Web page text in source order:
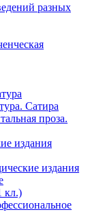
разных
Сатира
проза.
издания
издания
кл.)